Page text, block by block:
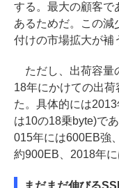
する。最大の顧客で
あるためだ。この減
付けの市場拡大が補
ただし、出荷容量
18年にかけての出
た。具体的には
は10の18乗byte)で
015年には600EB強
約900EB、2018年に